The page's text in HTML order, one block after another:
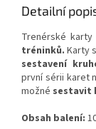
Detailní
Trenérské
tréninků. Karty
sestavení
první sérii karet
možné sestavit
Obsah balení: